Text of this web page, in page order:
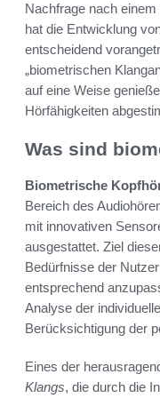
Nachfrage nach
hat die Entwicklung
entscheidend
„biometrischen
auf eine Weise
Hörfähigkeiten
Was sind
Biometrische
Bereich des
mit innovativen
ausgestattet. Ziel
Bedürfnisse der
entsprechend
Analyse der
Berücksichtigung der
Eines der
Klangs, die durch die